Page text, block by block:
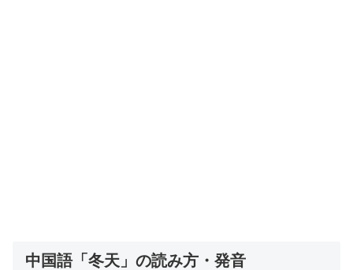
中国語「冬天」の読み方・発音